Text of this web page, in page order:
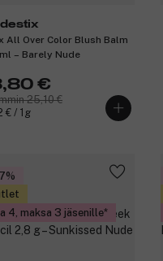
All Over Color Blush Balm
– Barely Nude
€
25,10 €
€ / 1g
4, maksa 3 jäsenille